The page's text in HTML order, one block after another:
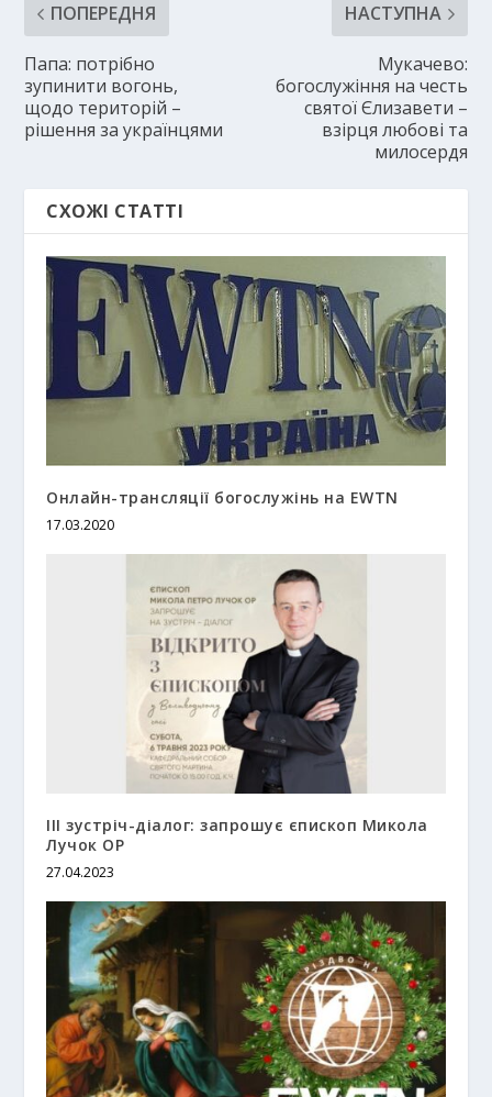
ПОПЕРЕДНЯ
Папа: потрібно
зупинити вогонь,
щодо територій –
рішення за українцями
НАСТУПНА
Мукачево:
богослужіння на честь
святої Єлизавети –
взірця любові та
милосердя
СХОЖІ СТАТТІ
Онлайн-трансляції богослужінь на EWTN
17.03.2020
ІІІ зустріч-діалог: запрошує єпископ Микола
Лучок ОP
27.04.2023